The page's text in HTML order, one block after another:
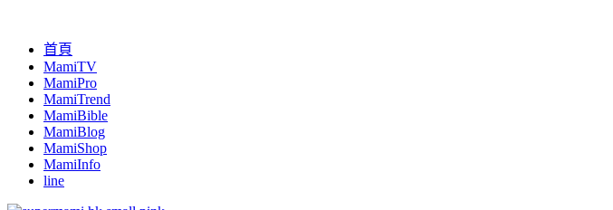
首頁
MamiTV
MamiPro
MamiTrend
MamiBible
MamiBlog
MamiShop
MamiInfo
line